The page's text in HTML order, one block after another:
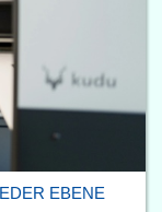
EBENE